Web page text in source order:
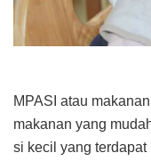
MPASI atau
makanan yang
si kecil yang